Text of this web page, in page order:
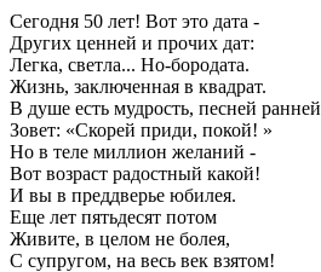
Сегодня 50 лет! Вот это дата -
Других ценней и прочих дат:
Легка, светла... Но-бородата.
Жизнь, заключенная в квадрат.
В душе есть мудрость, песней ранней
Зовет: «Скорей приди, покой! »
Но в теле миллион желаний -
Вот возраст радостный какой!
И вы в преддверье юбилея.
Еще лет пятьдесят потом
Живите, в целом не болея,
С супругом, на весь век взятом!